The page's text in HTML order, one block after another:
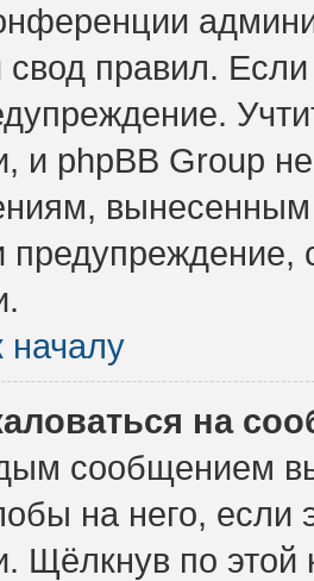
свод правил.
и phpBB Group
предупреждение,
началу
на
сообщением
на него,
Щёлкнув по этой